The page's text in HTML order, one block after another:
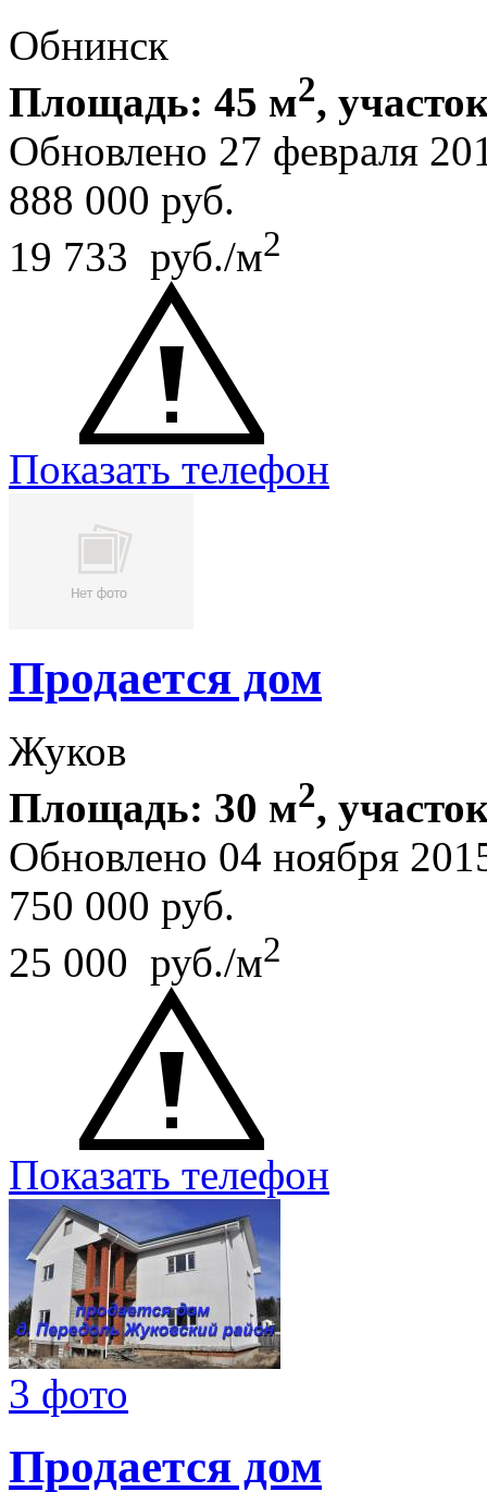
Обнинск
Площадь: 45 м2,
Обновлено 27 февраля
888 000 руб.
19 733 руб./м2
Показать телефон
Продается дом
Жуков
Площадь: 30 м2,
Обновлено 04 ноября
750 000 руб.
25 000 руб./м2
Показать телефон
3 фото
Продается дом